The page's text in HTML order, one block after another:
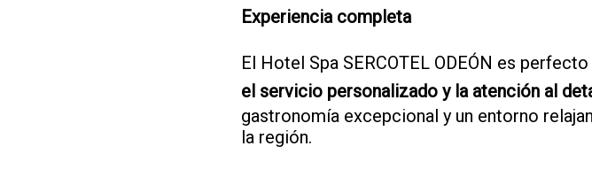
Experiencia completa
El Hotel Spa SERCOTEL ODEÓN es
el servicio personalizado y la atención al
gastronomía excepcional y un entorno
la región.